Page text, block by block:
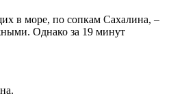
в море, по сопкам Сахалина, –
Однако за 19 минут